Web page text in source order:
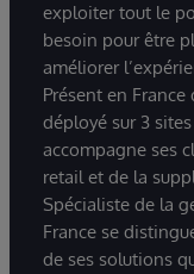
exploiter tout le
besoin pour être
améliorer
Présent en
déployé sur 3
accompagne ses
retail et de la
Spécialiste de la
France se
de ses solutions